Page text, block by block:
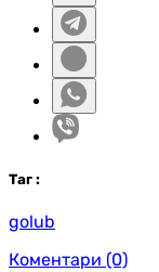
Таг :
golub
Коментари (0)